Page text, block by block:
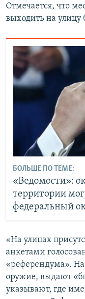
Отмечается, что
выходить на улицу
БОЛЬШЕ ПО ТЕМЕ:
«Ведомости»:
территории
федеральный
«На улицах
анкетами
«референдума». На
оружие, выдают
указывают, где